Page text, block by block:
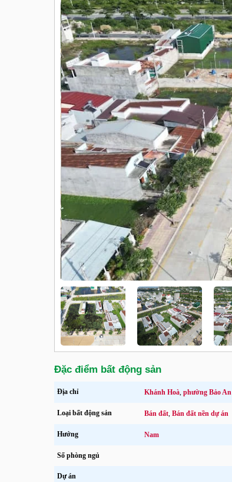
Đặc điểm bất động sản
Địa chỉ Khánh Hoà,phường Bảo An
Loại bất động sản Bán đất,Bán đất nền dự án
Hướng Nam
Số phòng ngủ
Dự án